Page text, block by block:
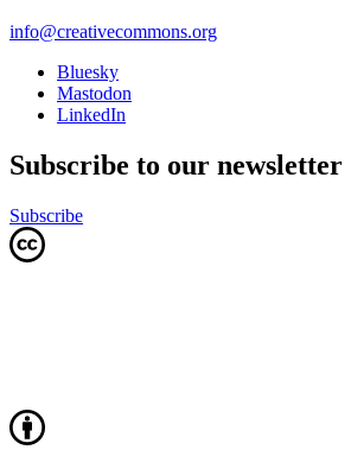
info@creativecommons.org
Bluesky
Mastodon
LinkedIn
Subscribe to our newsletter
Subscribe